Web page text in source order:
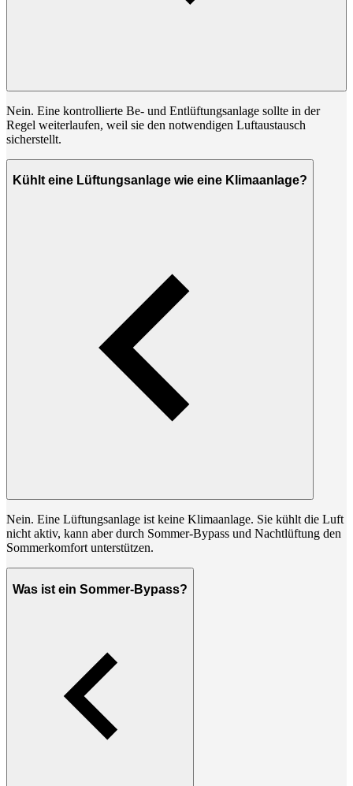
Nein. Eine kontrollierte Be- und Entlüftungsanlage sollte in der
Regel weiterlaufen, weil sie den notwendigen Luftaustausch
sicherstellt.
Kühlt eine Lüftungsanlage wie eine Klimaanlage?
Nein. Eine Lüftungsanlage ist keine Klimaanlage. Sie kühlt die Luft
nicht aktiv, kann aber durch Sommer-Bypass und Nachtlüftung den
Sommerkomfort unterstützen.
Was ist ein Sommer-Bypass?